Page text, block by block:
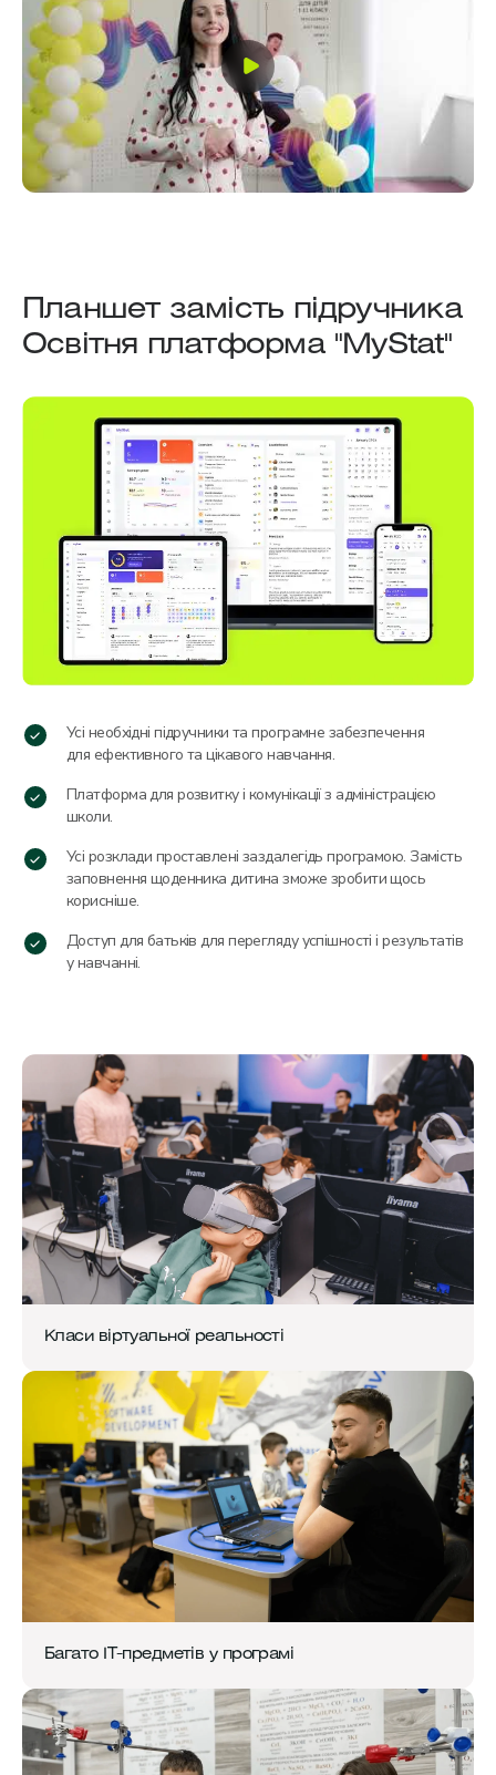
Планшет замість підручника
Освітня платформа "MyStat"
Усі необхідні підручники та програмне забезпечення
для ефективного та цікавого навчання.
Платформа для розвитку і комунікації з адміністрацією
школи.
Усі розклади проставлені заздалегідь програмою. Замість
заповнення щоденника дитина зможе зробити щось
корисніше.
Доступ для батьків для перегляду успішності і результатів
у навчанні.
Класи віртуальної реальності
Багато IT-предметів у програмі